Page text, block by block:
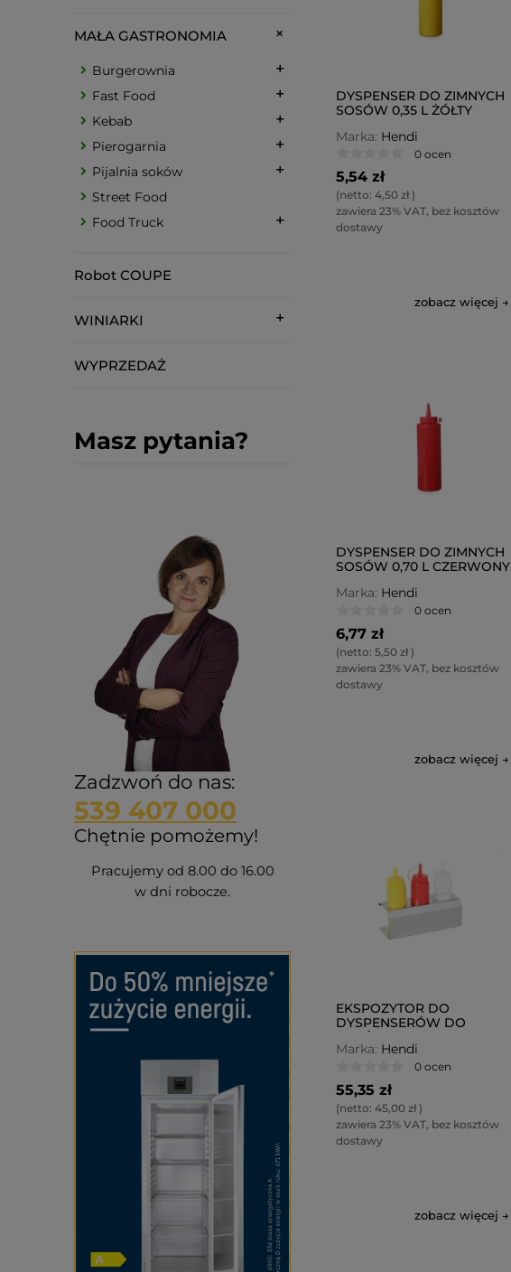
MAŁA GASTRONOMIA
Burgerownia
Fast Food
Kebab
Pierogarnia
Pijalnia soków
Street Food
Food Truck
Robot COUPE
WINIARKI
WYPRZEDAŻ
Masz pytania?
Zadzwoń do nas:
539 407 000
Chętnie pomożemy!
Pracujemy od 8.00 do 16.00
w dni robocze.
DYSPENSER DO ZIMNYCH
SOSÓW 0,35 L ŻÓŁTY
Marka: Hendi
0 ocen
5,54 zł
(netto: 4,50 zł)
zawiera 23% VAT, bez kosztów
dostawy
zobacz więcej →
DYSPENSER DO ZIMNYCH
SOSÓW 0,70 L CZERWONY
Marka: Hendi
0 ocen
6,77 zł
(netto: 5,50 zł)
zawiera 23% VAT, bez kosztów
dostawy
zobacz więcej →
EKSPOZYTOR DO
DYSPENSERÓW DO
Marka: Hendi
0 ocen
55,35 zł
(netto: 45,00 zł)
zawiera 23% VAT, bez kosztów
dostawy
zobacz więcej →